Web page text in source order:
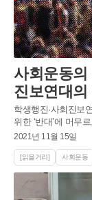
사회운동의
진보연대
학생행진·사회진보
위한 ‘반대’에 머무
2021년 11월 15일
[읽을거리] 사회운동